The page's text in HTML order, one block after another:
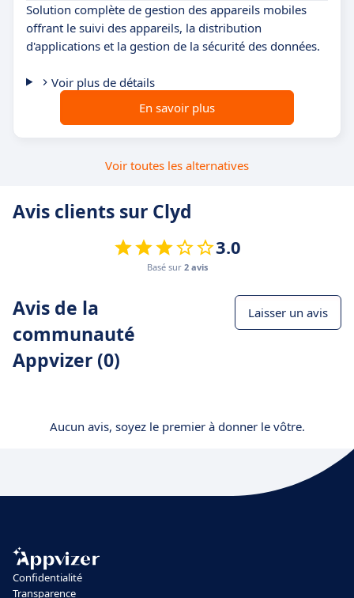
Solution complète de gestion des appareils mobiles
offrant le suivi des appareils, la distribution
d'applications et la gestion de la sécurité des données.
Voir plus de détails
En savoir plus
Voir toutes les alternatives
Avis clients sur Clyd
3.0
Basé sur 2 avis
Avis de la
communauté
Appvizer (0)
Laisser un avis
Aucun avis, soyez le premier à donner le vôtre.
Confidentialité
Transparence